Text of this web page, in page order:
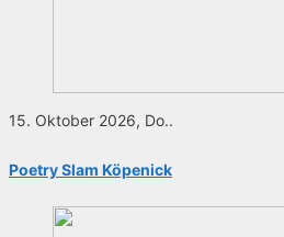
15. Oktober 2026, Do..
Poetry Slam Köpenick